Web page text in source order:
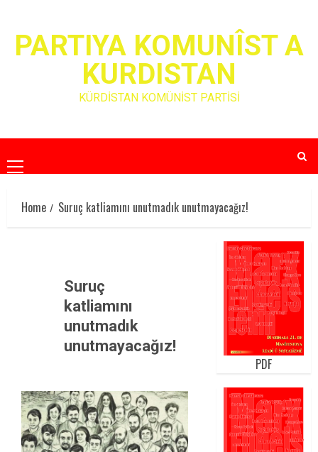
contentPARTIYA KOMUNÎST A
KURDISTAN
KÜRDİSTAN KOMÜNİST PARTİSİ
Primary
Menu
Home
Suruç katliamını unutmadık unutmayacağız!
Suruç
katliamını
unutmadık
unutmayacağız!
PDF